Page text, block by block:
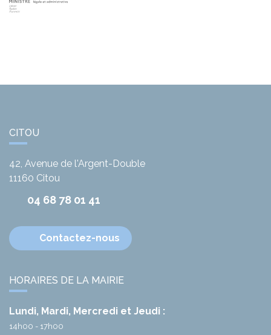
CITOU
42, Avenue de l'Argent-Double
11160 Citou
04 68 78 01 41
Contactez-nous
HORAIRES DE LA MAIRIE
Lundi, Mardi, Mercredi et Jeudi :
14h00 - 17h00